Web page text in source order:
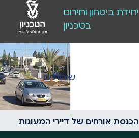
יחידת ביטחון וחירום
בטכניון
שירותים
הכנסת אורחים של דיירי המעונות